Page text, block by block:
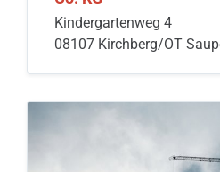
Kindergartenweg 4
08107 Kirchberg/OT